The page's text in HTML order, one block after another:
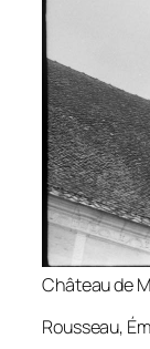
Château de
Rousseau,